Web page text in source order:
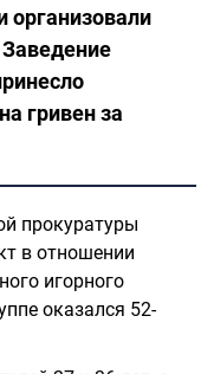
организовали
гривен за
прокуратуры
в отношении
игорного
оказался 52-